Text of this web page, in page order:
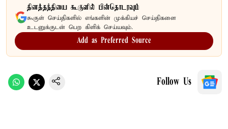
தினத்தந்தியை கூகுளில் பின்தொடரவும்
கூகுள் செய்திகளில் எங்களின் முக்கியச் செய்திகளை
உடனுக்குடன் பெற கிளிக் செய்யவும்.
Add as Preferred Source
Follow Us